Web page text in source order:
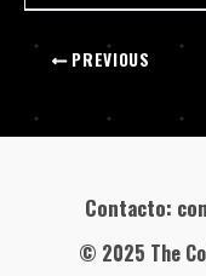
PREVIOUS
Contacto:
© 2025 The